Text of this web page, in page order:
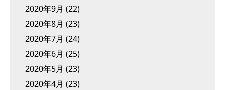
2020年9月 (22)
2020年8月 (23)
2020年7月 (24)
2020年6月 (25)
2020年5月 (23)
2020年4月 (23)